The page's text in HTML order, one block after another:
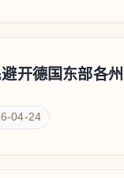
开德国东部各州
04-24